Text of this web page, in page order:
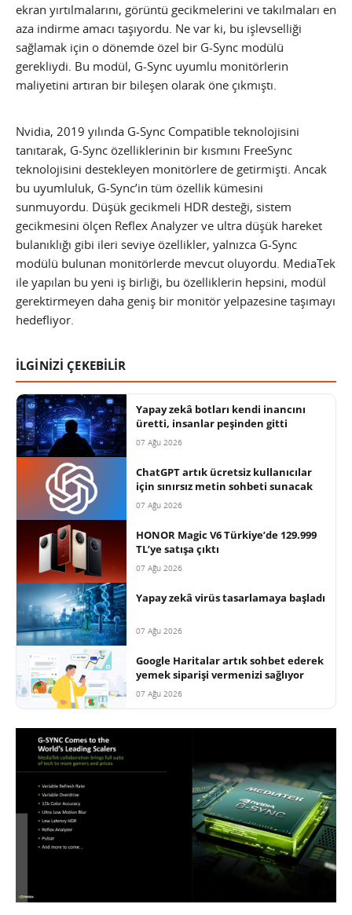
ekran yırtılmalarını, görüntü gecikmelerini ve takılmaları en
aza indirme amacı taşıyordu. Ne var ki, bu işlevselliği
sağlamak için o dönemde özel bir G-Sync modülü
gerekliydi. Bu modül, G-Sync uyumlu monitörlerin
maliyetini artıran bir bileşen olarak öne çıkmıştı.
Nvidia, 2019 yılında G-Sync Compatible teknolojisini
tanıtarak, G-Sync özelliklerinin bir kısmını FreeSync
teknolojisini destekleyen monitörlere de getirmişti. Ancak
bu uyumluluk, G-Sync’in tüm özellik kümesini
sunmuyordu. Düşük gecikmeli HDR desteği, sistem
gecikmesini ölçen Reflex Analyzer ve ultra düşük hareket
bulanıklığı gibi ileri seviye özellikler, yalnızca G-Sync
modülü bulunan monitörlerde mevcut oluyordu. MediaTek
ile yapılan bu yeni iş birliği, bu özelliklerin hepsini, modül
gerektirmeyen daha geniş bir monitör yelpazesine taşımayı
hedefliyor.
İLGİNİZİ ÇEKEBİLİR
Yapay zekâ botları kendi inancını
üretti, insanlar peşinden gitti
07 Ağu 2026
ChatGPT artık ücretsiz kullanıcılar
için sınırsız metin sohbeti sunacak
07 Ağu 2026
HONOR Magic V6 Türkiye’de 129.999
TL’ye satışa çıktı
07 Ağu 2026
Yapay zekâ virüs tasarlamaya başladı
07 Ağu 2026
Google Haritalar artık sohbet ederek
yemek siparişi vermenizi sağlıyor
07 Ağu 2026